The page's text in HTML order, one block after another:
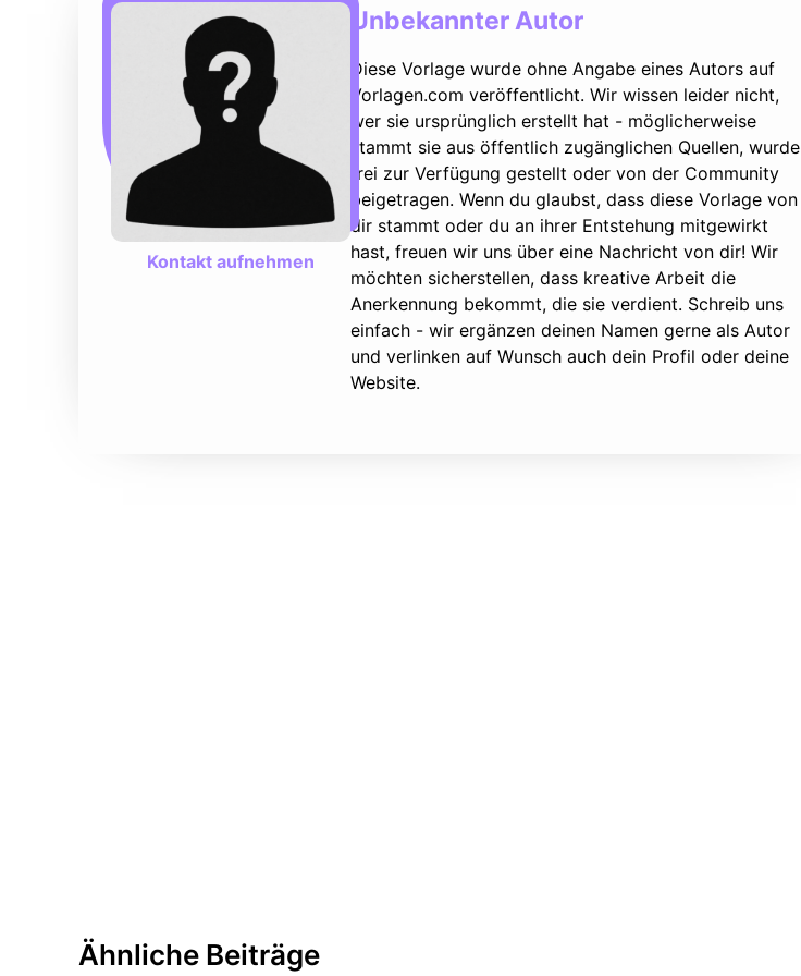
Kontakt aufnehmen
Unbekannter Autor
Diese Vorlage wurde ohne Angabe eines Autors auf
Vorlagen.com veröffentlicht. Wir wissen leider nicht,
wer sie ursprünglich erstellt hat - möglicherweise
stammt sie aus öffentlich zugänglichen Quellen, wurde
frei zur Verfügung gestellt oder von der Community
beigetragen. Wenn du glaubst, dass diese Vorlage von
dir stammt oder du an ihrer Entstehung mitgewirkt
hast, freuen wir uns über eine Nachricht von dir! Wir
möchten sicherstellen, dass kreative Arbeit die
Anerkennung bekommt, die sie verdient. Schreib uns
einfach - wir ergänzen deinen Namen gerne als Autor
und verlinken auf Wunsch auch dein Profil oder deine
Website.
Ähnliche Beiträge